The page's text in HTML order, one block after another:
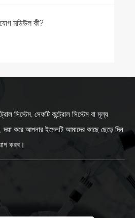
মডিউল কী?
সিস্টেম, সেফটি কন্ট্রোল সিস্টেম বা মূল্য
করে আপনার ইমেলটি আমাদের কাছে ছেড়ে দিন
করব।